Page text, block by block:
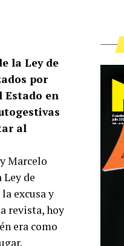
la Ley de
por
Estado en
al
Marcelo
de
excusa y
revista, hoy
era como